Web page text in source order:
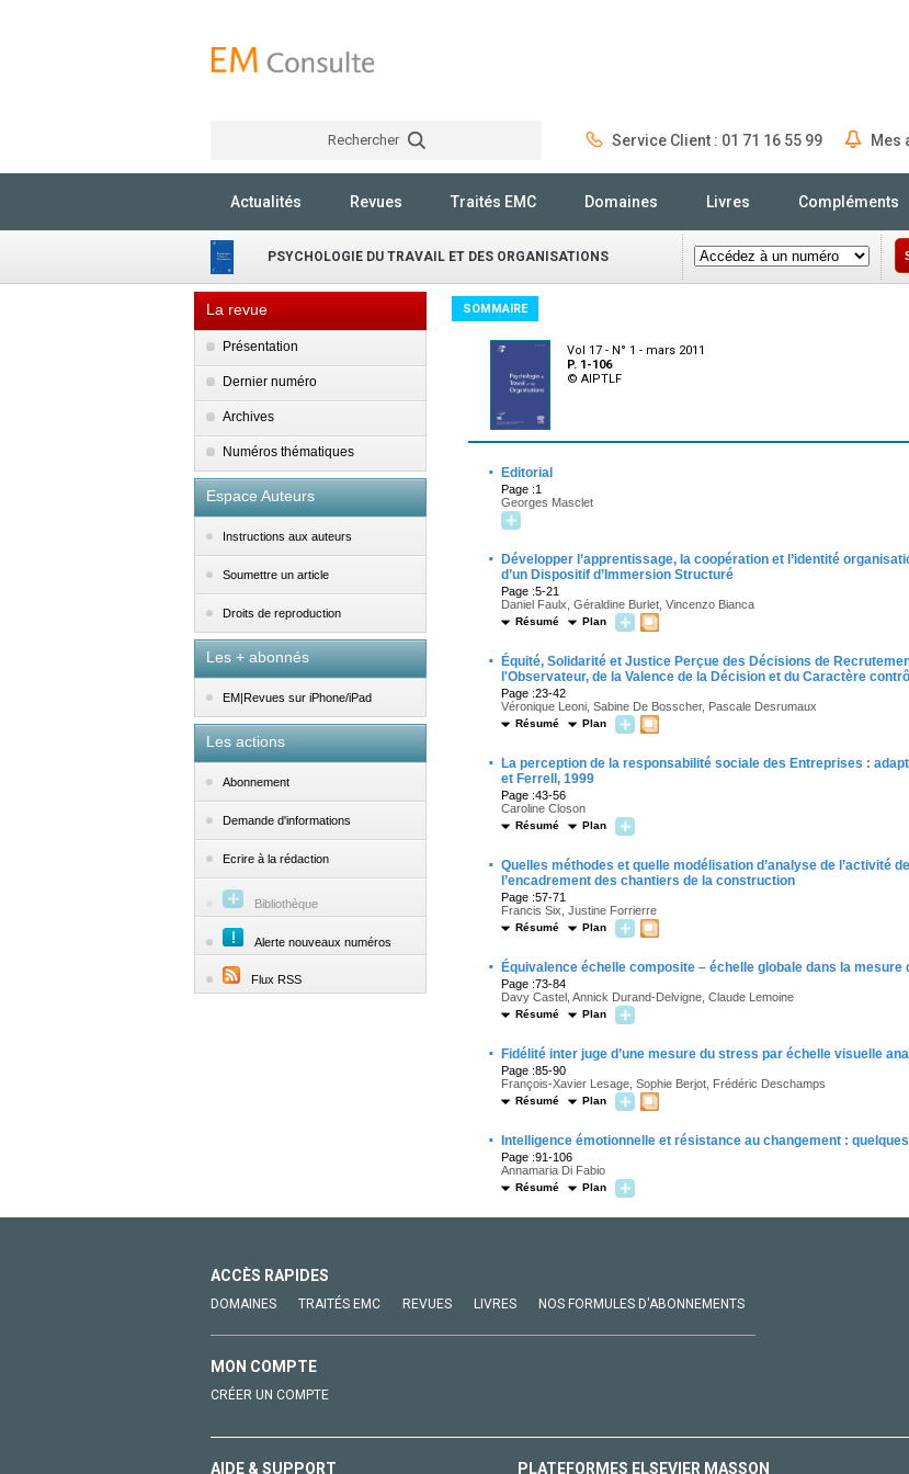
Rechercher Service Client : 01 71 16 55 99 Mes
Actualités Revues Traités EMC Domaines Livres Compléments
PSYCHOLOGIE DU TRAVAIL ET DES ORGANISATIONS
La revue
Présentation
Dernier numéro
Archives
Numéros thématiques
Espace Auteurs
Instructions aux auteurs
Soumettre un article
Droits de reproduction
Les + abonnés
EM|Revues sur iPhone/iPad
Les actions
Abonnement
Demande d'informations
Ecrire à la rédaction
Bibliothèque
Alerte nouveaux numéros
Flux RSS
SOMMAIRE
Vol 17 - N° 1 - mars 2011
P. 1-106
© AIPTLF
· Editorial
Page :1
Georges Masclet
·
Développer l’apprentissage, la coopération et l’identité
d’un Dispositif d’Immersion Structuré
Page :5-21
Daniel Faulx, Géraldine Burlet, Vincenzo Bianca
Résumé Plan
·
Équité, Solidarité et Justice Perçue des Décisions de
l'Observateur, de la Valence de la Décision et du Caractère
Page :23-42
Véronique Leoni, Sabine De Bosscher, Pascale Desrumaux
Résumé Plan
·
La perception de la responsabilité sociale des Entreprises :
et Ferrell, 1999
Page :43-56
Caroline Closon
Résumé Plan
· Quelles méthodes et quelle modélisation d’analyse de l’activité
l’encadrement des chantiers de la construction
Page :57-71
Francis Six, Justine Forrierre
Résumé Plan
· Équivalence échelle composite – échelle globale dans la mesure
Page :73-84
Davy Castel, Annick Durand-Delvigne, Claude Lemoine
Résumé Plan
· Fidélité inter juge d’une mesure du stress par échelle visuelle
Page :85-90
François-Xavier Lesage, Sophie Berjot, Frédéric Deschamps
Résumé Plan
· Intelligence émotionnelle et résistance au changement :
Page :91-106
Annamaria Di Fabio
Résumé Plan
ACCÈS RAPIDES
DOMAINES TRAITÉS EMC REVUES LIVRES NOS FORMULES D'ABONNEMENTS
MON COMPTE
CRÉER UN COMPTE
AIDE & SUPPORT PLATEFORMES ELSEVIER MASSON